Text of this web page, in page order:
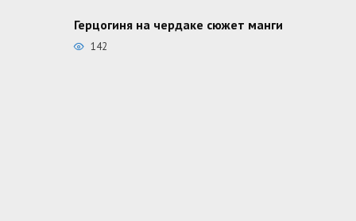
Герцогиня на чердаке сюжет манги
142